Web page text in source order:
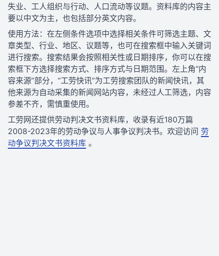
失业、工人组织与行动、人口流动等议题。资料库的内容主
要以中文为主，也包括部分英文内容。
使用方法：在左侧条件选项中选择相关条件可筛选主题、文
章类型、行业、地区、议题等，也可在搜索框中输入关键词
进行搜索。搜索结果会按照相关性或日期排序，你可以在搜
索框下方选择搜索方式、排序方式与日期范围。左上角“内
容来源”部分，“工劳快讯”为工劳搜索团队的新闻快讯，其
他来源为自动采集的新闻网站内容，未经过人工筛选，内容
参差不齐，需慎重使用。
工劳网还提供劳动判决文书资料库，收录有近180万篇
2008-2023年的劳动争议与人事争议判决书。欢迎访问 劳
动争议判决文书资料库 。